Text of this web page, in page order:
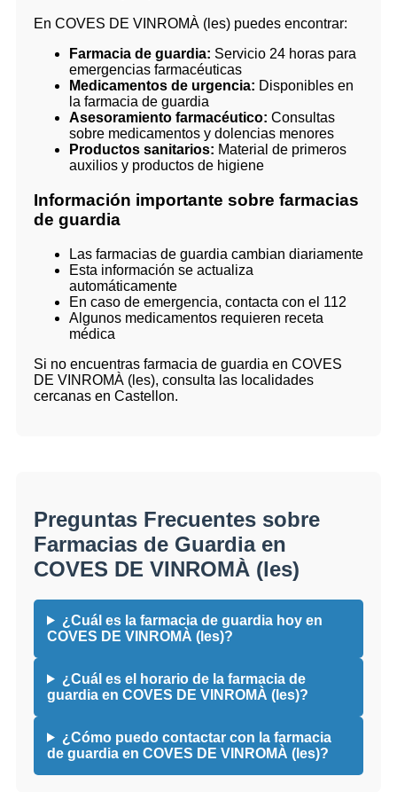
En COVES DE VINROMÀ (les) puedes encontrar:
Farmacia de guardia: Servicio 24 horas para
emergencias farmacéuticas
Medicamentos de urgencia: Disponibles en
la farmacia de guardia
Asesoramiento farmacéutico: Consultas
sobre medicamentos y dolencias menores
Productos sanitarios: Material de primeros
auxilios y productos de higiene
Información importante sobre farmacias
de guardia
Las farmacias de guardia cambian diariamente
Esta información se actualiza
automáticamente
En caso de emergencia, contacta con el 112
Algunos medicamentos requieren receta
médica
Si no encuentras farmacia de guardia en COVES
DE VINROMÀ (les), consulta las localidades
cercanas en Castellon.
Preguntas Frecuentes sobre
Farmacias de Guardia en
COVES DE VINROMÀ (les)
¿Cuál es la farmacia de guardia hoy en
COVES DE VINROMÀ (les)?
¿Cuál es el horario de la farmacia de
guardia en COVES DE VINROMÀ (les)?
¿Cómo puedo contactar con la farmacia
de guardia en COVES DE VINROMÀ (les)?